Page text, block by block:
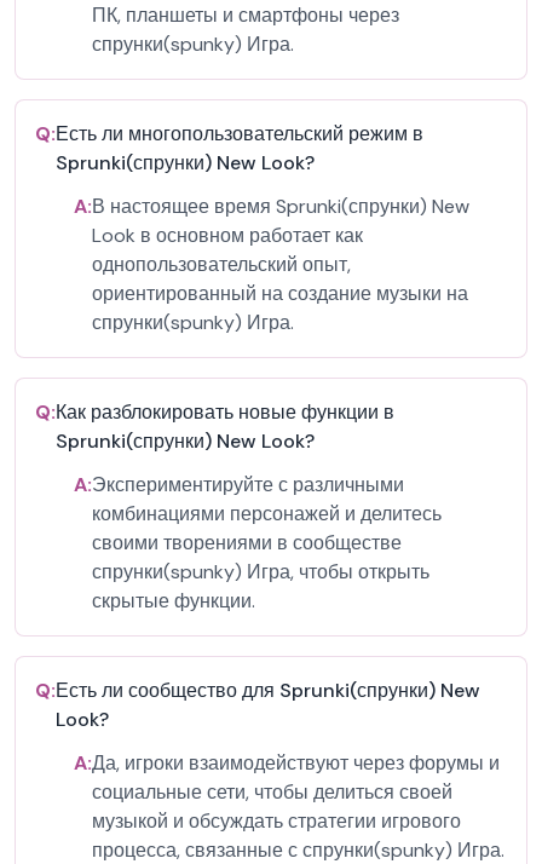
ПК, планшеты и смартфоны через
спрунки(spunky) Игра.
Q:Есть ли многопользовательский режим в
Sprunki(спрунки) New Look?
A:В настоящее время Sprunki(спрунки) New
Look в основном работает как
однопользовательский опыт,
ориентированный на создание музыки на
спрунки(spunky) Игра.
Q:Как разблокировать новые функции в
Sprunki(спрунки) New Look?
A:Экспериментируйте с различными
комбинациями персонажей и делитесь
своими творениями в сообществе
спрунки(spunky) Игра, чтобы открыть
скрытые функции.
Q:Есть ли сообщество для Sprunki(спрунки) New
Look?
A:Да, игроки взаимодействуют через форумы и
социальные сети, чтобы делиться своей
музыкой и обсуждать стратегии игрового
процесса, связанные с спрунки(spunky) Игра.